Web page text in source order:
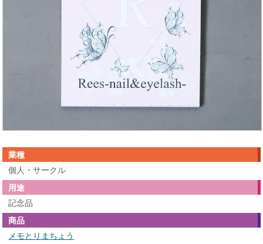
業種
個人・サークル
用途
記念品
商品
メモとりまちょう